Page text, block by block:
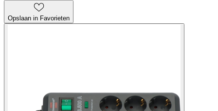
Opslaan in Favorieten